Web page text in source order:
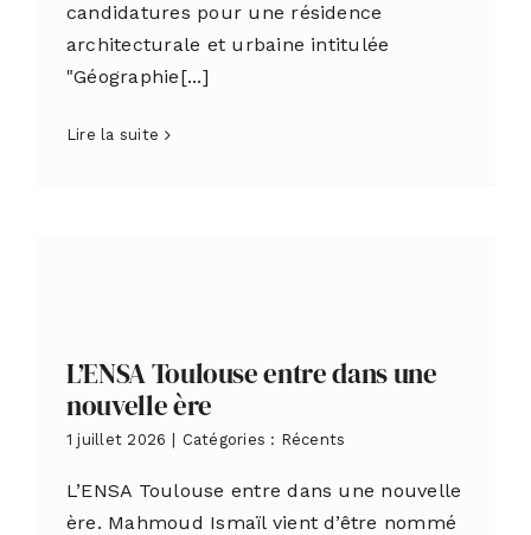
candidatures pour une résidence
architecturale et urbaine intitulée
"Géographie[...]
Lire la suite
L’ENSA Toulouse entre dans une
nouvelle ère
1 juillet 2026 | Catégories : Récents
L’ENSA Toulouse entre dans une nouvelle
ère. Mahmoud Ismaïl vient d’être nommé